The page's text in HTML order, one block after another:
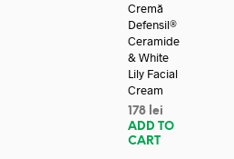
Cremă
Defensil®
Ceramide
& White
Lily Facial
Cream
178 lei
ADD TO
CART